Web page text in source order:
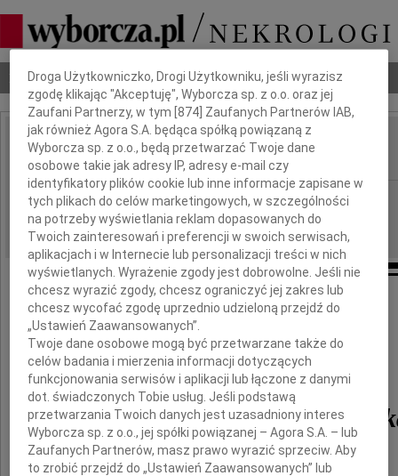
Nekrologi Odeszli Poradnik pogrzebowy
IMIĘ I NAZWISKO: Stanisław Włodarczyk
REGION: Warszawa
DATA EMISJI: 27.01.2011
żegnamy naszego Pracownika
Stanisława
Dbamy o Twoją prywatność
Droga Użytkowniczko, Drogi Użytkowniku, jeśli wyrazisz
zgodę klikając "Akceptuję", Wyborcza sp. z o.o. oraz jej
Zaufani Partnerzy, w tym [874 ] Zaufanych Partnerów IAB,
jak również Agora S.A. będąca spółką powiązaną z
Wyborcza sp. z o.o., będą przetwarzać Twoje dane
osobowe takie jak adresy IP, adresy e-mail czy
identyfikatory plików cookie lub inne informacje zapisane w
tych plikach do celów marketingowych, w szczególności
na potrzeby wyświetlania reklam dopasowanych do
Twoich zainteresowań i preferencji w swoich serwisach,
aplikacjach i w Internecie lub personalizacji treści w nich
wyświetlanych. Wyrażenie zgody jest dobrowolne. Jeśli nie
chcesz wyrazić zgody, chcesz ograniczyć jej zakres lub
chcesz wycofać zgodę uprzednio udzieloną przejdź do
„Ustawień Zaawansowanych”.
Twoje dane osobowe mogą być przetwarzane także do
celów badania i mierzenia informacji dotyczących
funkcjonowania serwisów i aplikacji lub łączone z danymi
dot. świadczonych Tobie usług. Jeśli podstawą
przetwarzania Twoich danych jest uzasadniony interes
Wyborcza sp. z o.o., jej spółki powiązanej – Agora S.A. – lub
Zaufanych Partnerów, masz prawo wyrazić sprzeciw. Aby
to zrobić przejdź do „Ustawień Zaawansowanych” lub